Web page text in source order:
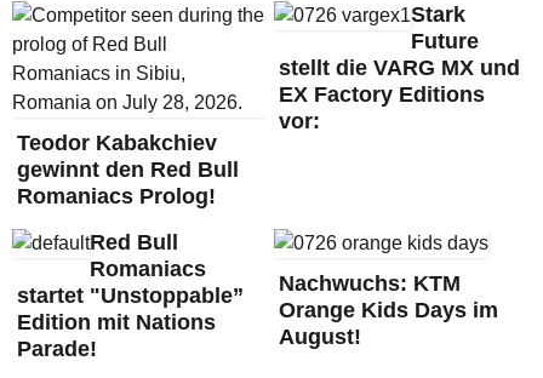
Teodor Kabakchiev
gewinnt den Red Bull
Romaniacs Prolog!
Stark
Future
stellt die VARG MX und
EX Factory Editions
vor:
Red Bull
Romaniacs
startet "Unstoppable”
Edition mit Nations
Parade!
Nachwuchs: KTM
Orange Kids Days im
August!